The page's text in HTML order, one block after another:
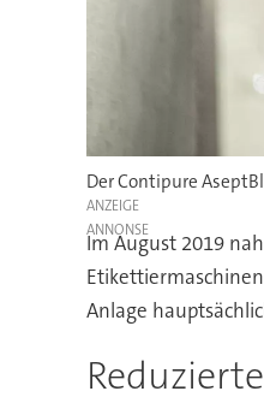
Der Contipure
ANZEIGE
Im August 2019
Anlage